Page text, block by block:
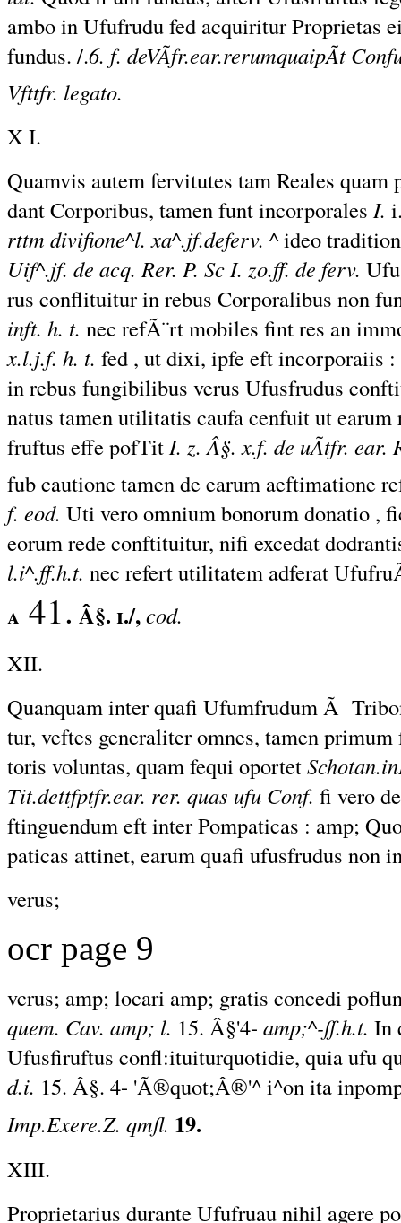
ambo in Ufufrudu fed acquiritur Proprietas
fundus. /.6. f. deVÃfr.ear.rerumquaipÃt
Vfttfr. legato.
X I.
Quamvis autem fervitutes tam Reales
dant Corporibus, tamen funt incorporales I.
rttm divifione^l. xa^.jf.deferv. ^ideo
Uif^.jf. de acq. Rer. P. Sc I. zo.ff. de ferv.
rus conflituitur in rebus Corporalibus non
inft. h. t. nec refÃ¨rt mobiles fint res an
x.l.j.f. h. t. fed , ut dixi, ipfe eft incorporaiis
inrebus fungibilibus verus Ufusfrudus
natus tamen utilitatis caufa cenfuit ut
fruftus effe pofTitI. z. Â§. x.f. de uÃtfr. ear.
fub cautione tamen de earum aeftimatione
f. eod. Uti vero omnium bonorum donatio ,
eorumrede conftituitur, nifi excedat
l.i^.ff.h.t. nec refertutilitatem adferat
a 41. Â§. i./,cod.
XII.
Quanquam inter quafi Ufumfrudum Ã
tur, veftes generaliter omnes, tamen
toris voluntas, quam fequi oportet
Tit.dettfptfr.ear. rer. quas ufu Conf. fi vero
ftinguendum eft inter Pompaticas : amp;
paticas attinet, earum quafi ufusfrudus non
verus;
ocr page 9
vcrus; amp; locari amp; gratis concedi
quem. Cav. amp; l. 15. Â§'4- amp;^-ff.h.t. In
Ufusfiruftus confl:ituiturquotidie, quia ufu
d.i. 15. Â§. 4- 'Ã®quot;Â®'^ i^on ita
Imp.Exere.Z. qmfl. 19.
XIII.
Proprietarius durante Ufufruau nihil agere